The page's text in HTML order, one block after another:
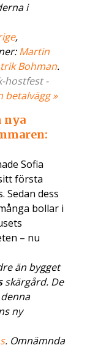
i
,
Martin
Bohman.
hostfest -
betalvägg »
nya
Sofia
första
Sedan dess
bollar i
– nu
än bygget
skärgård. De
ny
. Omnämnda